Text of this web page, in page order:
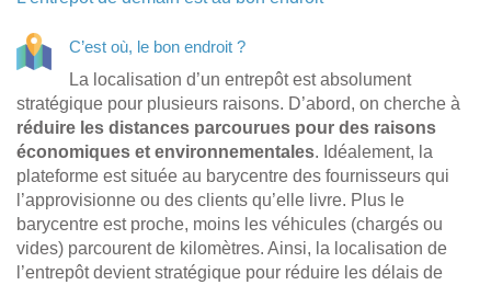
C’est où, le bon endroit ?
La localisation d’un entrepôt est absolument
stratégique pour plusieurs raisons. D’abord, on cherche à
réduire les distances parcourues pour des raisons
économiques et environnementales. Idéalement, la
plateforme est située au barycentre des fournisseurs qui
l’approvisionne ou des clients qu’elle livre. Plus le
barycentre est proche, moins les véhicules (chargés ou
vides) parcourent de kilomètres. Ainsi, la localisation de
l’entrepôt devient stratégique pour réduire les délais de